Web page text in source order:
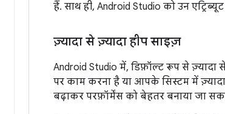
हैं. साथ ही, Android Studio को उन
ज़्यादा से ज़्यादा हीप साइज़
Android Studio में, डिफ़ॉल्ट रूप से ज़्यादा
पर काम करना है या आपके सिस्टम में ज़्यादा
बढ़ाकर परफ़ॉर्मेंस को बेहतर बनाया जा